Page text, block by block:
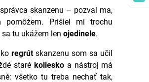
skanzenu – pozval ma,
Prišiel mi trochu
sa tu ukážem lenojedinele.
regrútskanzenu som sa učil
starékoliesko a nástroj má
všetko tu treba nechať tak,